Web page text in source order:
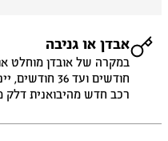
אבדן או גניבה
חודשים ועד 36
רכב חדש מהיבואנית דלק